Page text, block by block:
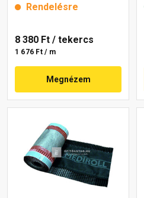
Rendelésre
8 380 Ft / tekercs
1 676 Ft / m
Megnézem